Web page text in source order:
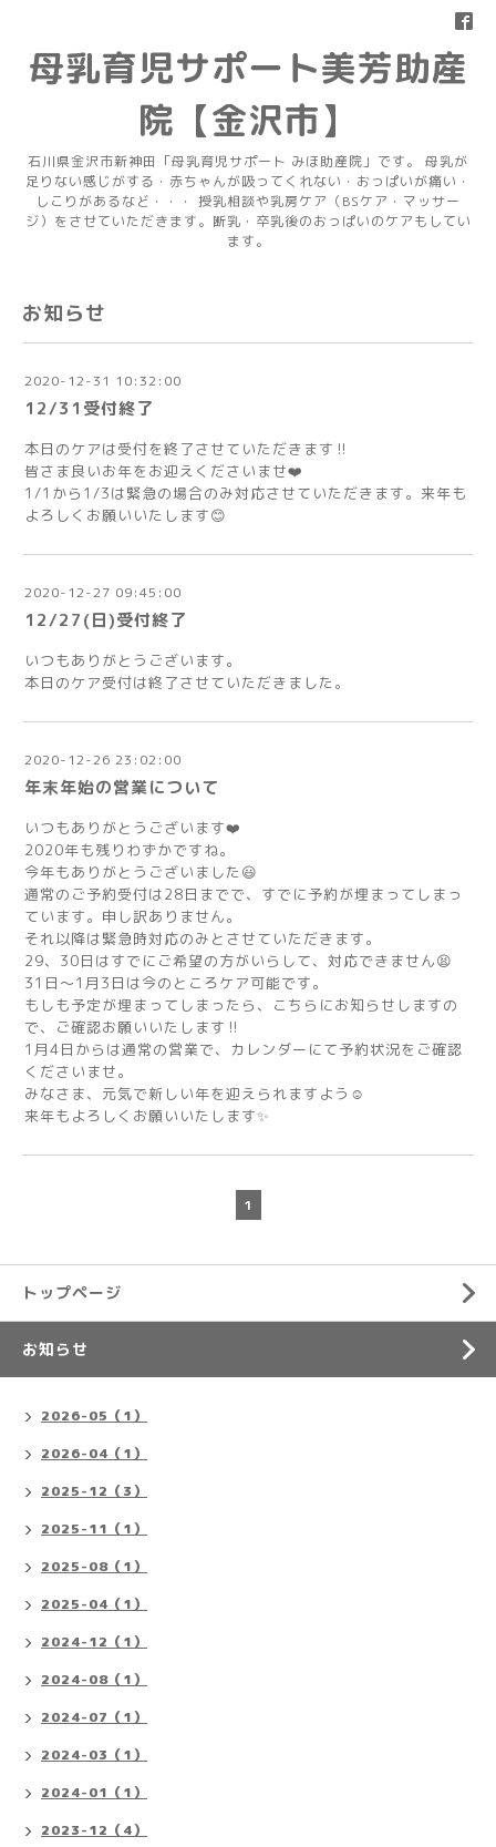
母乳育児サポート美芳助産
院【金沢市】
石川県金沢市新神田「母乳育児サポート みほ助産院」です。 母乳が
足りない感じがする・赤ちゃんが吸ってくれない・おっぱいが痛い・
しこりがあるなど・・・ 授乳相談や乳房ケア（BSケア・マッサー
ジ）をさせていただきます。断乳・卒乳後のおっぱいのケアもしてい
ます。
お知らせ
2020-12-31 10:32:00
12/31受付終了
本日のケアは受付を終了させていただきます‼️
皆さま良いお年をお迎えくださいませ❤️
1/1から1/3は緊急の場合のみ対応させていただきます。来年も
よろしくお願いいたします😊
2020-12-27 09:45:00
12/27(日)受付終了
いつもありがとうございます。
本日のケア受付は終了させていただきました。
2020-12-26 23:02:00
年末年始の営業について
いつもありがとうございます❤️
2020年も残りわずかですね。
今年もありがとうございました😃
通常のご予約受付は28日までで、すでに予約が埋まってしまっ
ています。申し訳ありません。
それ以降は緊急時対応のみとさせていただきます。
29、30日はすでにご希望の方がいらして、対応できません😫
31日〜1月3日は今のところケア可能です。
もしも予定が埋まってしまったら、こちらにお知らせしますの
で、ご確認お願いいたします‼️
1月4日からは通常の営業で、カレンダーにて予約状況をご確認
くださいませ。
みなさま、元気で新しい年を迎えられますよう☺️
来年もよろしくお願いいたします✨
1
トップページ
お知らせ
2026-05（1）
2026-04（1）
2025-12（3）
2025-11（1）
2025-08（1）
2025-04（1）
2024-12（1）
2024-08（1）
2024-07（1）
2024-03（1）
2024-01（1）
2023-12（4）